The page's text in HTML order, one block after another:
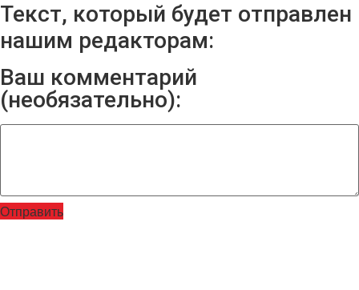
Текст, который будет отправлен
нашим редакторам:
Ваш комментарий
(необязательно):
Отправить